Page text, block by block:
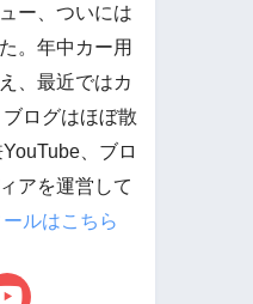
ー、ついには
。年中カー用
、最近ではカ
ログはほぼ散
、ブロ
アを運営して
ルはこちら